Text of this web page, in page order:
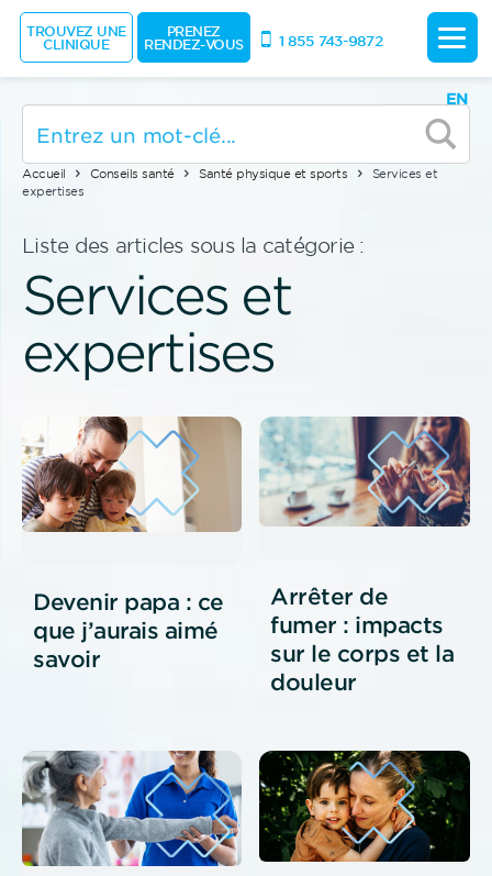
EN
Accueil Conseils santé Santé physique et sports
Services et
expertises
Liste des articles sous la catégorie :
Services et
expertises
Devenir papa : ce
que j’aurais aimé
savoir
Arrêter de
fumer : impacts
sur le corps et la
douleur
TROUVEZ UNE
CLINIQUE
PRENEZ
RENDEZ-VOUS 1 855 743-9872